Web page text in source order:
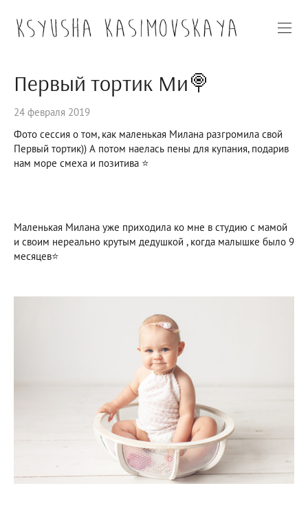
Первый тортик Ми🍭
24 февраля 2019
Фото сессия о том, как маленькая Милана разгромила свой
Первый тортик)) А потом наелась пены для купания, подарив
нам море смеха и позитива ⭐
Маленькая Милана уже приходила ко мне в студию с мамой
и своим нереально крутым дедушкой , когда малышке было 9
месяцев⭐